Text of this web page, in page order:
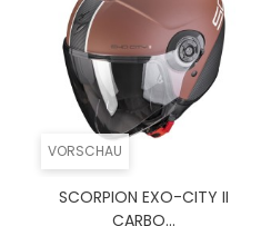
VORSCHAU
SCORPION EXO-CITY II
CARBO...